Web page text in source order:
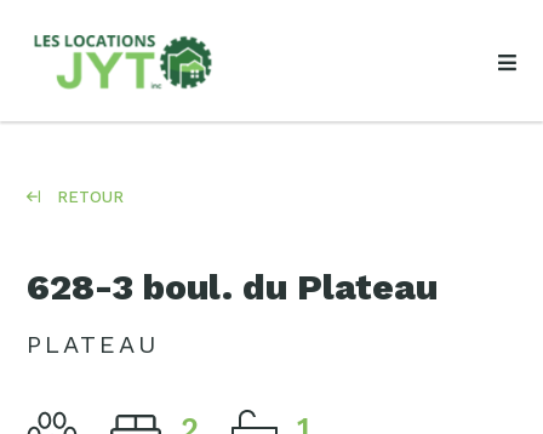
RETOUR
628-3 boul. du Plateau
PLATEAU